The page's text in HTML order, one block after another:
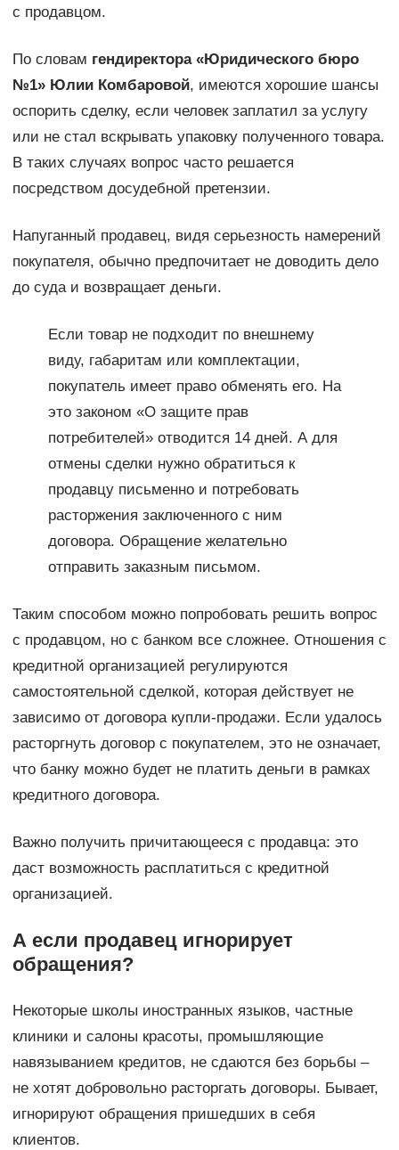
с продавцом.
По словам гендиректора «Юридического бюро
№1» Юлии Комбаровой, имеются хорошие шансы
оспорить сделку, если человек заплатил за услугу
или не стал вскрывать упаковку полученного товара.
В таких случаях вопрос часто решается
посредством досудебной претензии.
Напуганный продавец, видя серьезность намерений
покупателя, обычно предпочитает не доводить дело
до суда и возвращает деньги.
Если товар не подходит по внешнему
виду, габаритам или комплектации,
покупатель имеет право обменять его. На
это законом «О защите прав
потребителей» отводится 14 дней. А для
отмены сделки нужно обратиться к
продавцу письменно и потребовать
расторжения заключенного с ним
договора. Обращение желательно
отправить заказным письмом.
Таким способом можно попробовать решить вопрос
с продавцом, но с банком все сложнее. Отношения с
кредитной организацией регулируются
самостоятельной сделкой, которая действует не
зависимо от договора купли-продажи. Если удалось
расторгнуть договор с покупателем, это не означает,
что банку можно будет не платить деньги в рамках
кредитного договора.
Важно получить причитающееся с продавца: это
даст возможность расплатиться с кредитной
организацией.
А если продавец игнорирует
обращения?
Некоторые школы иностранных языков, частные
клиники и салоны красоты, промышляющие
навязыванием кредитов, не сдаются без борьбы –
не хотят добровольно расторгать договоры. Бывает,
игнорируют обращения пришедших в себя
клиентов.